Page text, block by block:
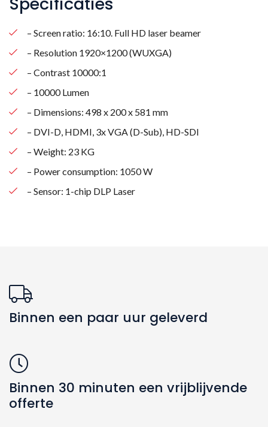
– Screen ratio: 16:10. Full HD laser beamer
– Resolution 1920×1200 (WUXGA)
– Contrast 10000:1
– 10000 Lumen
– Dimensions: 498 x 200 x 581 mm
– DVI-D, HDMI, 3x VGA (D-Sub), HD-SDI
– Weight: 23 KG
– Power consumption: 1050 W
– Sensor: 1-chip DLP Laser
Binnen een paar uur geleverd
Binnen 30 minuten een vrijblijvende
offerte